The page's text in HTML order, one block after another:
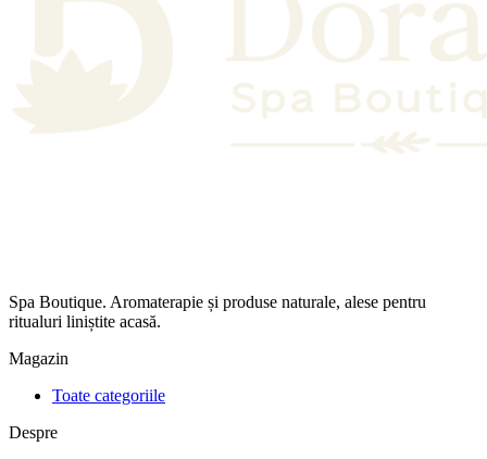
Spa Boutique. Aromaterapie și produse naturale, alese pentru
ritualuri liniștite acasă.
Magazin
Toate categoriile
Despre